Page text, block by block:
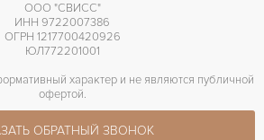
ООО "СВИСС"
ИНН 9722007386
ОГРН 1217700420926
ЮЛ772201001
характер и не являются публичной
офертой.
ОБРАТНЫЙ ЗВОНОК